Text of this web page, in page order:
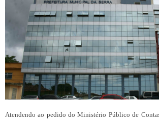
Atendendo ao pedido do Ministério Público de